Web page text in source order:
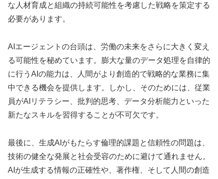
な人材育成と組織の持続可能性を考慮した戦略を策定する
必要があります。
AIエージェントの台頭は、労働の未来をさらに大きく変え
る可能性を秘めています。膨大な量のデータ処理を自律的
に行うAIの能力は、人間がより創造的で戦略的な業務に集
中できる機会を提供します。しかし、そのためには、従業
員がAIリテラシー、批判的思考、データ分析能力といった
新たなスキルを習得することが不可欠です。
最後に、生成AIがもたらす倫理的課題と信頼性の問題は、
技術の健全な発展と社会受容のために避けて通れません。
AIが生成する情報の正確性や、著作権、そして人間の創造